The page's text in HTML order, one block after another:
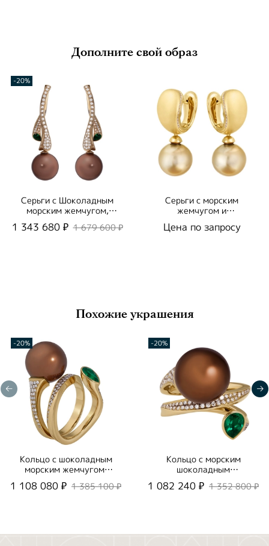
Дополните свой образ
-20%
Серьги с Шоколадным
морским жемчугом,
Изумрудами и
Бриллиантами, E0008-
1 343 680 ₽ 1 679 600 ₽
Серьги с морским
жемчугом и
бриллиантами, E0216-
0/12
Цена по запросу
Похожие украшения
-20%
Кольцо с шоколадным
морским жемчугом,
R0008-0/4
1 108 080 ₽ 1 385 100 ₽
-20%
Кольцо с морским
шоколадным
жемчугом, R0008-0/5
1 082 240 ₽ 1 352 800 ₽